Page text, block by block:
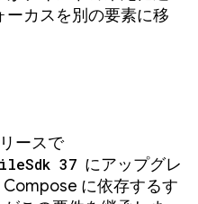
ーカスを別の要素に移
ースで
37 にアップグレ
に依存するす